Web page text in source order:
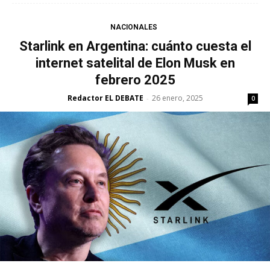
NACIONALES
Starlink en Argentina: cuánto cuesta el
internet satelital de Elon Musk en
febrero 2025
Redactor EL DEBATE - 26 enero, 2025 0